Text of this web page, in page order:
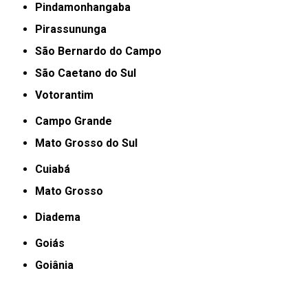
Pindamonhangaba
Pirassununga
São Bernardo do Campo
São Caetano do Sul
Votorantim
Campo Grande
Mato Grosso do Sul
Cuiabá
Mato Grosso
Diadema
Goiás
Goiânia